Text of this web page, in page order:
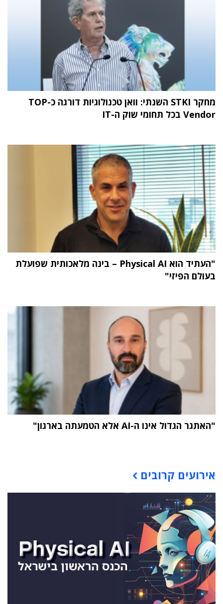
מחקר STKI השנתי: וואן טכנולוגיות דורגה כ-TOP
Vendor בכל תחומי שוק ה-IT
"העתיד הוא Physical AI – בינה מלאכותית שפועלת
בעולם הפיזי"
"האתגר הגדול אינו ה-AI אלא הטמעתה בארגון"
אירועים קרובים